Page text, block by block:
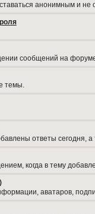
анонимным и
сообщений на
темы.
ответы сегодня,
когда в тему
аватаров,